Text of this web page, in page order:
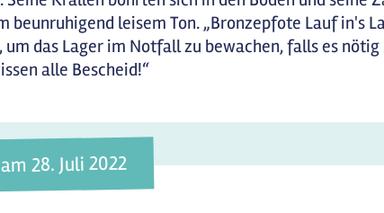
beunruhigend leisem Ton. „Bronzepfote Lauf in's
das Lager im Notfall zu bewachen, falls es nötig
alle Bescheid!“
28. Juli 2022